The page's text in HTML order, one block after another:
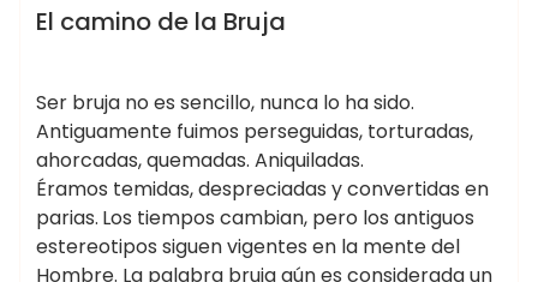
BOTICA DE LA BRUJA
El camino de la Bruja
Ser bruja no es sencillo, nunca lo ha sido.
Antiguamente fuimos perseguidas, torturadas,
ahorcadas, quemadas. Aniquiladas.
Éramos temidas, despreciadas y convertidas en
parias. Los tiempos cambian, pero los antiguos
estereotipos siguen vigentes en la mente del
Hombre. La palabra bruja aún es considerada un